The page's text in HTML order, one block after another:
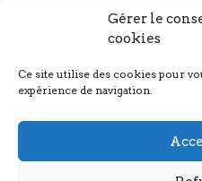
Gérer le
cookies
Ce site utilise des cookies pour
expérience de navigation.
Nous joindre
Nos